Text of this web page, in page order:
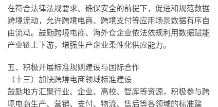
在符合法律法规要求、确保安全的前提下，促进和规范数据
跨境流动，允许跨境电商、跨境支付等应用场景数据有序自
由流动。鼓励跨境电商、海外仓企业依法依规利用数据赋能
产业链上下游，增强生产企业柔性化供应能力。
五、积极开展标准规则建设与国际合作
（十三）加快跨境电商领域标准建设
鼓励地方汇聚行业、企业、高校、智库等资源，积极参与跨
境电商生产、营销、支付、物流、售后等各领域的标准建